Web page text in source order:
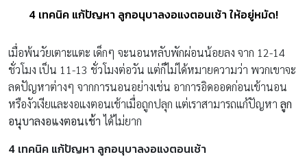
4 เทคนิค แก้ปัญหา ลูกอนุบาลงอแงตอนเช้า ให้อยู่หมัด!
เมื่อพ้นวัยเตาะแตะ เด็กๆ จะนอนหลับพักผ่อนน้อยลง จาก 12-14
ชั่วโมง เป็น 11-13 ชั่วโมงต่อวัน แต่ก็ไม่ได้หมายความว่า พวกเขาจะ
ลดปัญหาต่างๆ จากการนอนอย่างเช่น อาการอิดออดก่อนเข้านอน
หรืองัวเงียและงอแงตอนเช้าเมื่อถูกปลุก แต่เราสามารถแก้ปัญหา ลูก
อนุบาลงอแงตอนเช้าได้ไม่ยาก
4 เทคนิค แก้ปัญหา ลูกอนุบาลงอแงตอนเช้า